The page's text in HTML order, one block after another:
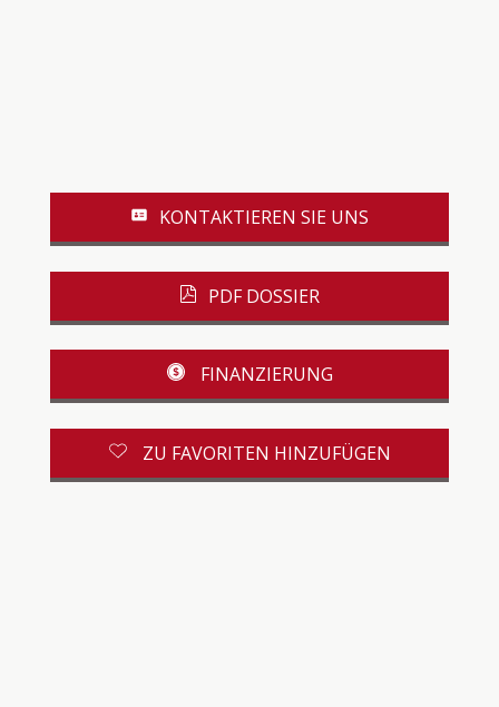
KONTAKTIEREN SIE UNS
PDF DOSSIER
FINANZIERUNG
ZU FAVORITEN HINZUFÜGEN